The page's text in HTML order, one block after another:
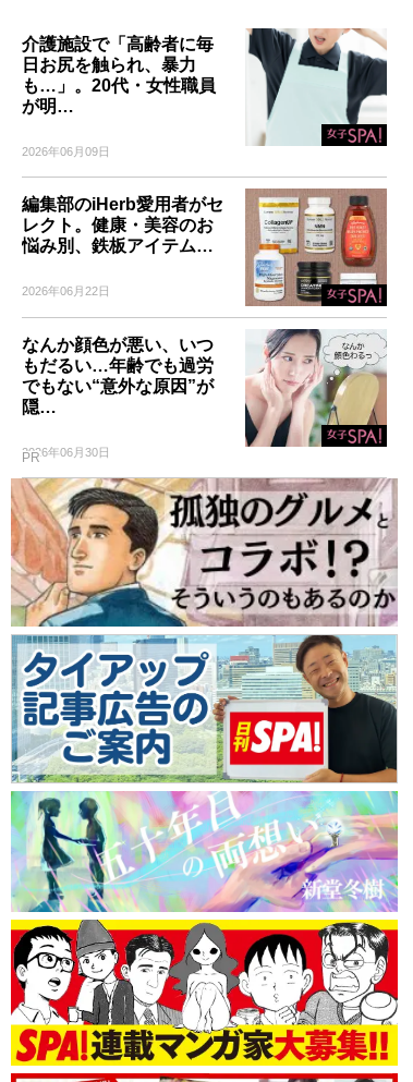
介護施設で「高齢者に毎
日お尻を触られ、暴力
も…」。20代・女性職員
が明…
2026年06月09日
編集部のiHerb愛用者がセ
レクト。健康・美容のお
悩み別、鉄板アイテム…
2026年06月22日
なんか顔色が悪い、いつ
もだるい…年齢でも過労
でもない“意外な原因”が
隠…
2026年06月30日
PR